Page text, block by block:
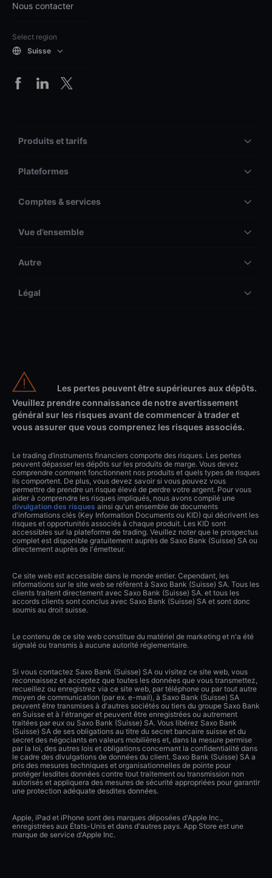
Nous contacter
Select region
Suisse
Produits et tarifs
Plateformes
Comptes & services
Vue d’ensemble
Autre
Légal
Les pertes peuvent être supérieures aux dépôts.
Veuillez prendre connaissance de notre avertissement
général sur les risques avant de commencer à trader et
vous assurer que vous comprenez les risques associés.
Le trading d’instruments financiers comporte des risques. Les pertes
peuvent dépasser les dépôts sur les produits de marge. Vous devez
comprendre comment fonctionnent nos produits et quels types de risques
ils comportent. De plus, vous devez savoir si vous pouvez vous
permettre de prendre un risque élevé de perdre votre argent. Pour vous
aider à comprendre les risques impliqués, nous avons compilé une
divulgation des risques ainsi qu'un ensemble de documents
d'informations clés (Key Information Documents ou KID) qui décrivent les
risques et opportunités associés à chaque produit. Les KID sont
accessibles sur la plateforme de trading. Veuillez noter que le prospectus
complet est disponible gratuitement auprès de Saxo Bank (Suisse) SA ou
directement auprès de l'émetteur.
Ce site web est accessible dans le monde entier. Cependant, les
informations sur le site web se réfèrent à Saxo Bank (Suisse) SA. Tous les
clients traitent directement avec Saxo Bank (Suisse) SA. et tous les
accords clients sont conclus avec Saxo Bank (Suisse) SA et sont donc
soumis au droit suisse.
Le contenu de ce site web constitue du matériel de marketing et n'a été
signalé ou transmis à aucune autorité réglementaire.
Si vous contactez Saxo Bank (Suisse) SA ou visitez ce site web, vous
reconnaissez et acceptez que toutes les données que vous transmettez,
recueillez ou enregistrez via ce site web, par téléphone ou par tout autre
moyen de communication (par ex. e-mail), à Saxo Bank (Suisse) SA
peuvent être transmises à d'autres sociétés ou tiers du groupe Saxo Bank
en Suisse et à l'étranger et peuvent être enregistrées ou autrement
traitées par eux ou Saxo Bank (Suisse) SA. Vous libérez Saxo Bank
(Suisse) SA de ses obligations au titre du secret bancaire suisse et du
secret des négociants en valeurs mobilières et, dans la mesure permise
par la loi, des autres lois et obligations concernant la confidentialité dans
le cadre des divulgations de données du client. Saxo Bank (Suisse) SA a
pris des mesures techniques et organisationnelles de pointe pour
protéger lesdites données contre tout traitement ou transmission non
autorisés et appliquera des mesures de sécurité appropriées pour garantir
une protection adéquate desdites données.
Apple, iPad et iPhone sont des marques déposées d'Apple Inc.,
enregistrées aux États-Unis et dans d'autres pays. App Store est une
marque de service d'Apple Inc.